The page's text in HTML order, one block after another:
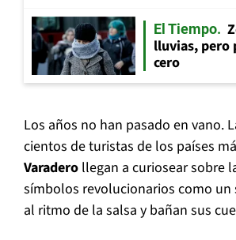
El Tiempo
lluvias, pero
cero
Los años no han pasado en vano.
cientos de turistas de los países
Varadero llegan a curiosear sobre
símbolos revolucionarios como
al ritmo de la salsa y bañan sus